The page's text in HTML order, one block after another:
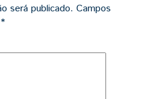
será publicado. Campos
*